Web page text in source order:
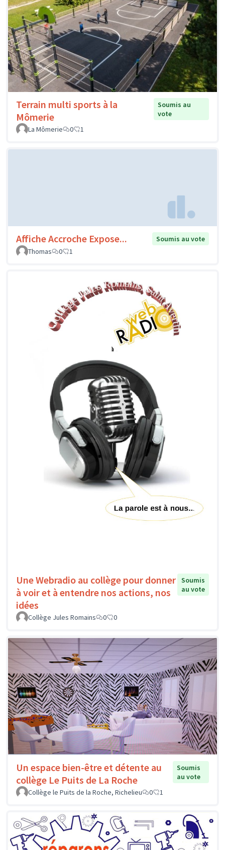
Terrain multi sports à la
Mômerie
Soumis au
vote
La Mômerie
0 1
Affiche Accroche Expose...
Soumis au vote
Thomas
0 1
Une Webradio au collège pour donner
à voir et à entendre nos actions, nos
idées
Soumis
au vote
Collège Jules Romains 0 0
Un espace bien-être et détente au
collège Le Puits de La Roche
Soumis
au vote
Collège le Puits de la Roche, Richelieu
0 1